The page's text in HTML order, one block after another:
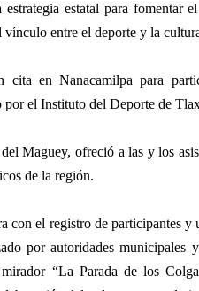
estatal para fomentar
entre el deporte y la
en Nanacamilpa para
el Instituto del Deporte de
Maguey, ofreció a las y los
de la región.
con el registro de participantes
por autoridades
“La Parada de los